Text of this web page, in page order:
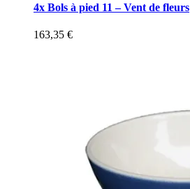
4x Bols à pied 11 – Vent de fleurs
163,35 €